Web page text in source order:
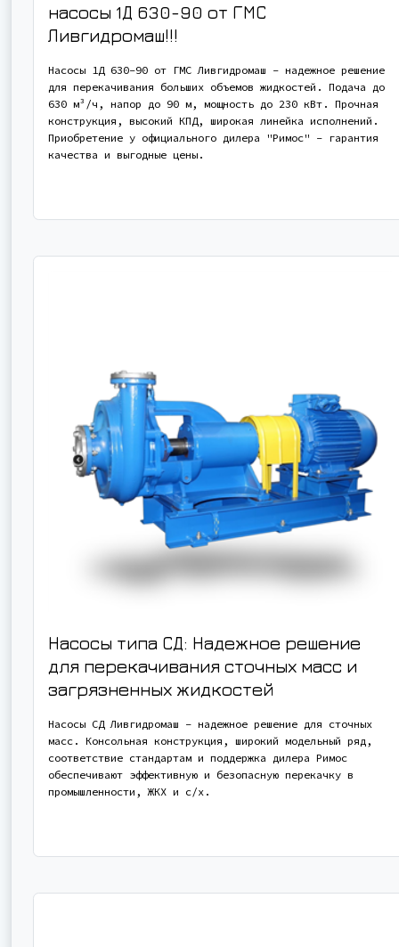
насосы 1Д 630-90 от ГМС
Ливгидромаш!!!
Насосы 1Д 630-90 от ГМС Ливгидромаш - надежное решение
для перекачивания больших объемов жидкостей. Подача до
630 м³/ч, напор до 90 м, мощность до 230 кВт. Прочная
конструкция, высокий КПД, широкая линейка исполнений.
Приобретение у официального дилера "Римос" - гарантия
качества и выгодные цены.
Насосы типа СД: Надежное решение
для перекачивания сточных масс и
загрязненных жидкостей
Насосы СД Ливгидромаш – надежное решение для сточных
масс. Консольная конструкция, широкий модельный ряд,
соответствие стандартам и поддержка дилера Римос
обеспечивают эффективную и безопасную перекачку в
промышленности, ЖКХ и с/х.